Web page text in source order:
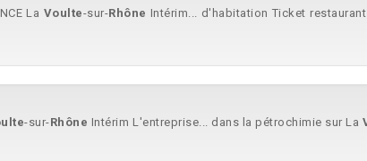
La Voulte-sur-Rhône Intérim... d'habitation Ticket
-sur-Rhône Intérim L'entreprise... dans la pétrochimie sur La